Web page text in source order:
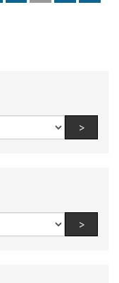
All
authors:
>Find
All
teams
>Find